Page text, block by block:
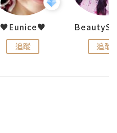
♥Eunice♥
追蹤 追蹤